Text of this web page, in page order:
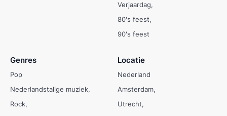
Verjaardag
80's feest
90's feest
Genres
Pop
Nederlandstalige muziek
Rock
Locatie
Nederland
Amsterdam
Utrecht